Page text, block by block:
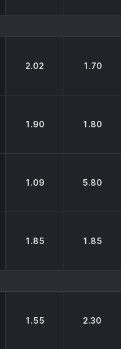
2.02 1.70
1.90 1.80
1.09 5.80
1.85 1.85
1.55 2.30